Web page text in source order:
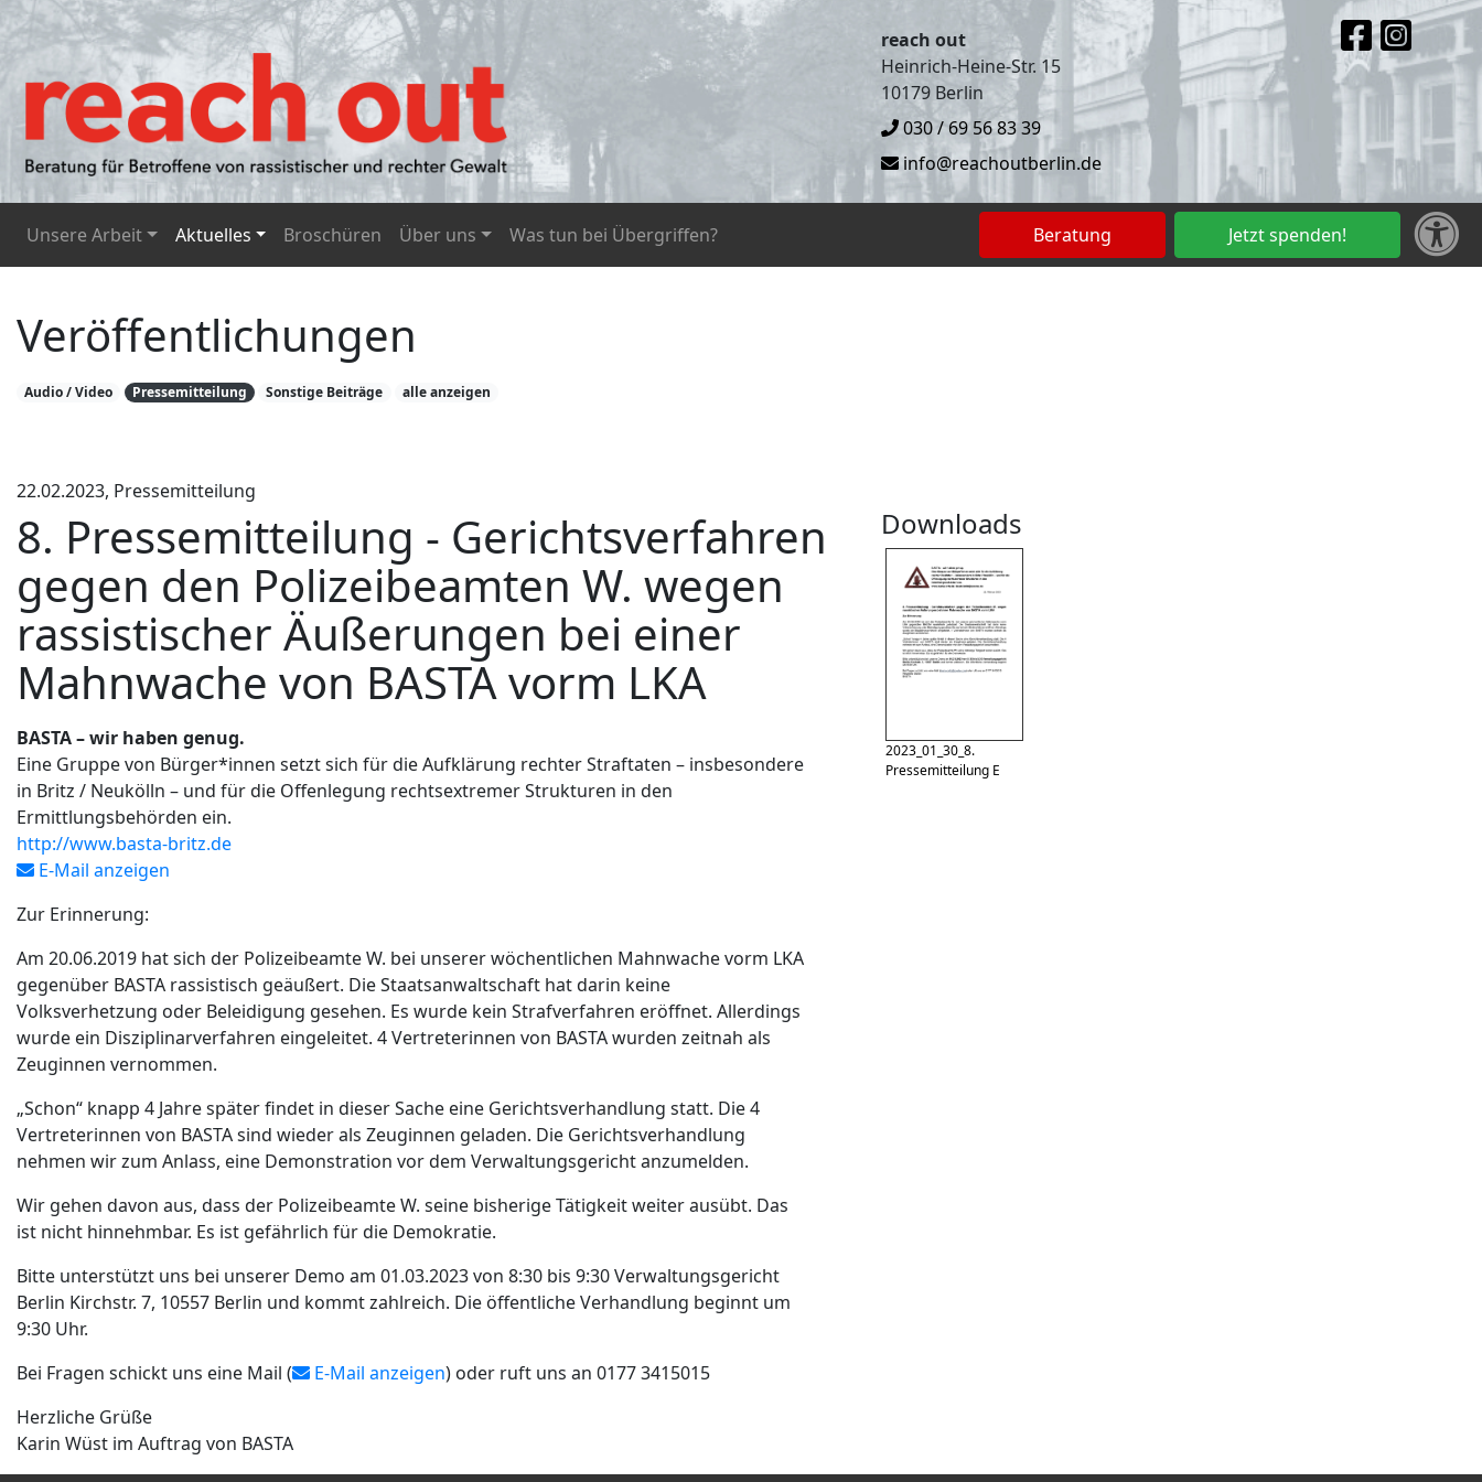
reach out
Heinrich-Heine-Str. 15
10179 Berlin
030 / 69 56 83 39
info@reachoutberlin.de
Unsere Arbeit Aktuelles Broschüren Über uns Was tun bei Übergriffen? Beratung Jetzt spenden!
Veröffentlichungen
Audio / Video Pressemitteilung Sonstige Beiträge alle anzeigen
22.02.2023, Pressemitteilung
8. Pressemitteilung - Gerichtsverfahren
gegen den Polizeibeamten W. wegen
rassistischer Äußerungen bei einer
Mahnwache von BASTA vorm LKA
BASTA – wir haben genug.
Eine Gruppe von Bürger*innen setzt sich für die Aufklärung rechter Straftaten – insbesondere
in Britz / Neukölln – und für die Offenlegung rechtsextremer Strukturen in den
Ermittlungsbehörden ein.
http://www.basta-britz.de
E-Mail anzeigen
Zur Erinnerung:
Am 20.06.2019 hat sich der Polizeibeamte W. bei unserer wöchentlichen Mahnwache vorm LKA
gegenüber BASTA rassistisch geäußert. Die Staatsanwaltschaft hat darin keine
Volksverhetzung oder Beleidigung gesehen. Es wurde kein Strafverfahren eröffnet. Allerdings
wurde ein Disziplinarverfahren eingeleitet. 4 Vertreterinnen von BASTA wurden zeitnah als
Zeuginnen vernommen.
„Schon“ knapp 4 Jahre später findet in dieser Sache eine Gerichtsverhandlung statt. Die 4
Vertreterinnen von BASTA sind wieder als Zeuginnen geladen. Die Gerichtsverhandlung
nehmen wir zum Anlass, eine Demonstration vor dem Verwaltungsgericht anzumelden.
Wir gehen davon aus, dass der Polizeibeamte W. seine bisherige Tätigkeit weiter ausübt. Das
ist nicht hinnehmbar. Es ist gefährlich für die Demokratie.
Bitte unterstützt uns bei unserer Demo am 01.03.2023 von 8:30 bis 9:30 Verwaltungsgericht
Berlin Kirchstr. 7, 10557 Berlin und kommt zahlreich. Die öffentliche Verhandlung beginnt um
9:30 Uhr.
Bei Fragen schickt uns eine Mail (
E-Mail anzeigen) oder ruft uns an 0177 3415015
Herzliche Grüße
Karin Wüst im Auftrag von BASTA
Downloads
2023_01_30_8.
Pressemitteilung E